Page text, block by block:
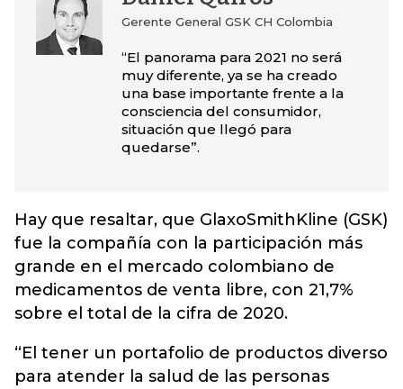
Gerente General GSK CH Colombia
“El panorama para 2021 no será
muy diferente, ya se ha creado
una base importante frente a la
consciencia del consumidor,
situación que llegó para
quedarse”.
Hay que resaltar, que GlaxoSmithKline (GSK)
fue la compañía con la participación más
grande en el mercado colombiano de
medicamentos de venta libre, con 21,7%
sobre el total de la cifra de 2020.
“El tener un portafolio de productos diverso
para atender la salud de las personas